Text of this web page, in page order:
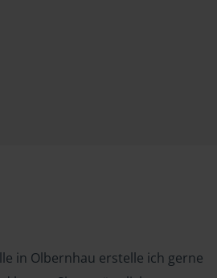
in Olbernhau erstelle ich gerne